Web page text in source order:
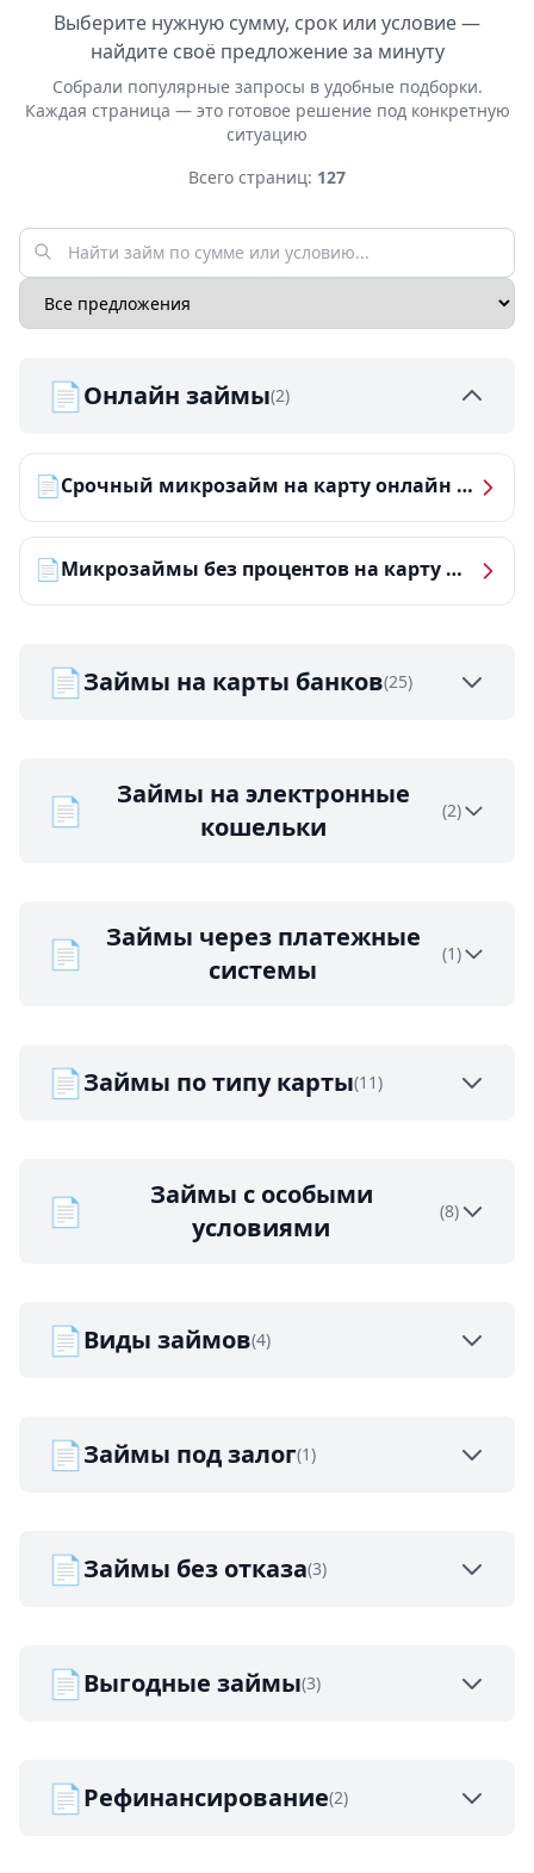
Выберите нужную сумму, срок или условие —
найдите своё предложение за минуту
Собрали популярные запросы в удобные подборки.
Каждая страница — это готовое решение под конкретную
ситуацию
Всего страниц: 127
📄Онлайн займы(2)
📄 Срочный микрозайм на карту онлайн — получить деньги за 5 минут
📄 Микрозаймы без процентов на карту — ТОП-10 за 2026 год
📄Займы на карты банков(25)
📄
Займы на электронные
кошельки
(2)
📄
Займы через платежные
системы
(1)
📄Займы по типу карты(11)
📄
Займы с особыми
условиями
(8)
📄Виды займов(4)
📄Займы под залог(1)
📄Займы без отказа(3)
📄Выгодные займы(3)
📄Рефинансирование(2)